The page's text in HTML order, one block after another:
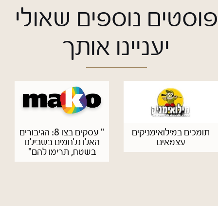
פוסטים נוספים שאולי
יעניינו אותך
תומכים במילואימניקים
עצמאים
" עסקים בצו 8: הגיבורים
האלו נלחמים בשבילנו
בשטח, תרימו להם"